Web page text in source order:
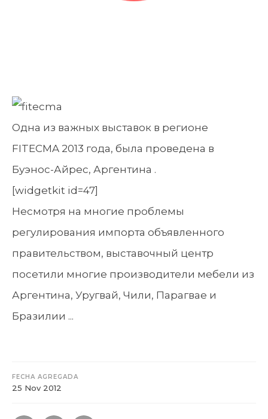
Одна из важных выставок в регионе
FITECMA 2013 года, была проведена в
Буэнос-Айрес, Аргентина .
[widgetkit id=47]
Несмотря на многие проблемы
регулирования импорта объявленного
правительством, выставочный центр
посетили многие производители мебели из
Аргентина, Уругвай, Чили, Парагвае и
Бразилии ...
FECHA AGREGADA
25 Nov 2012